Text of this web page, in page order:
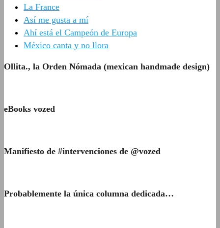
La France
Así me gusta a mí
Ahí está el Campeón de Europa
México canta y no llora
Ollita., la Orden Nómada (mexican handmade design)
eBooks vozed
Manifiesto de #intervenciones de @vozed
Probablemente la única columna dedicada…